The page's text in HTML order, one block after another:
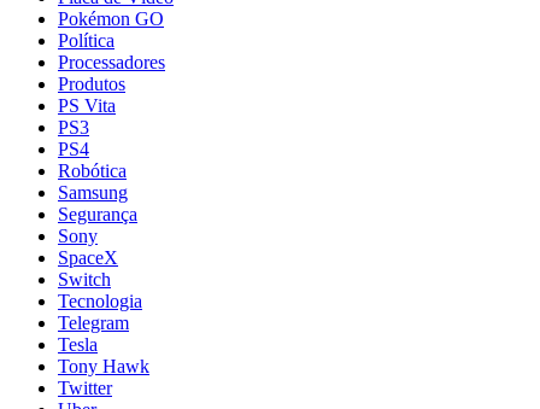
Pokémon GO
Política
Processadores
Produtos
PS Vita
PS3
PS4
Robótica
Samsung
Segurança
Sony
SpaceX
Switch
Tecnologia
Telegram
Tesla
Tony Hawk
Twitter